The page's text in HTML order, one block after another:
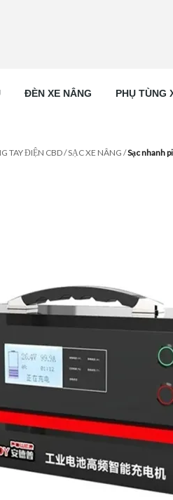
ĐÈN XE NÂNG PHỤ TÙNG
TAY ĐIỆN CBD/SẠC XE NÂNG /Sạc nhanh